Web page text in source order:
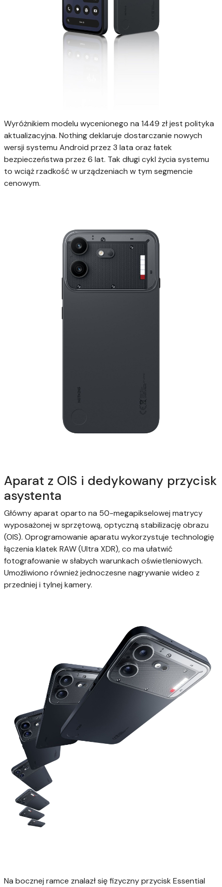
Wyróżnikiem modelu wycenionego na 1449 zł jest polityka
aktualizacyjna. Nothing deklaruje dostarczanie nowych
wersji systemu Android przez 3 lata oraz łatek
bezpieczeństwa przez 6 lat. Tak długi cykl życia systemu
to wciąż rzadkość w urządzeniach w tym segmencie
cenowym.
Aparat z OIS i dedykowany przycisk
asystenta
Główny aparat oparto na 50-megapikselowej matrycy
wyposażonej w sprzętową, optyczną stabilizację obrazu
(OIS). Oprogramowanie aparatu wykorzystuje technologię
łączenia klatek RAW (Ultra XDR), co ma ułatwić
fotografowanie w słabych warunkach oświetleniowych.
Umożliwiono również jednoczesne nagrywanie wideo z
przedniej i tylnej kamery.
Na bocznej ramce znalazł się fizyczny przycisk Essential